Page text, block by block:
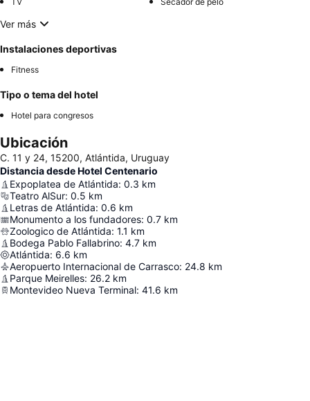
Ver más
Instalaciones deportivas
Fitness
Tipo o tema del hotel
Hotel para congresos
Ubicación
C. 11 y 24, 15200, Atlántida, Uruguay
Distancia desde Hotel Centenario
Expoplatea de Atlántida: 0.3 km
Teatro AlSur: 0.5 km
Letras de Atlántida: 0.6 km
Monumento a los fundadores: 0.7 km
Zoologico de Atlántida: 1.1 km
Bodega Pablo Fallabrino: 4.7 km
Atlántida: 6.6 km
Aeropuerto Internacional de Carrasco: 24.8 km
Parque Meirelles: 26.2 km
Montevideo Nueva Terminal: 41.6 km